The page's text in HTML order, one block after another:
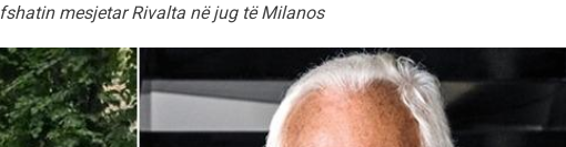
mesjetar Rivalta në jug të Milanos